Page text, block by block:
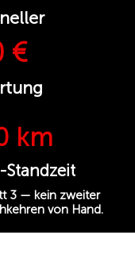
€
km
Standzeit
3 — kein zweiter
von Hand.